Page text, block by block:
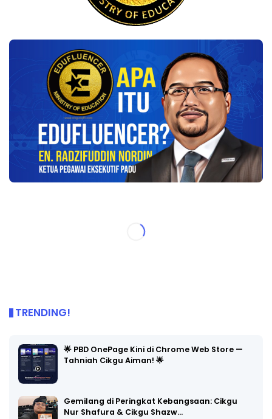
TRENDING!
🌟 PBD OnePage Kini di Chrome Web Store —
Tahniah Cikgu Aiman! 🌟
Gemilang di Peringkat Kebangsaan: Cikgu
Nur Shafura & Cikgu Shazw…